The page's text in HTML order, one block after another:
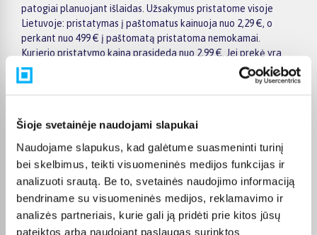
Šioje svetainėje naudojami slapukai
Naudojame slapukus, kad galėtume suasmeninti turinį
bei skelbimus, teikti visuomeninės medijos funkcijas ir
analizuoti srautą. Be to, svetainės naudojimo informaciją
bendriname su visuomeninės medijos, reklamavimo ir
analizės partneriais, kurie gali ją pridėti prie kitos jūsų
pateiktos arba naudojant paslaugas surinktos
patogiai planuojant išlaidas. Užsakymus pristatome visoje
Lietuvoje: pristatymas į paštomatus kainuoja nuo 2,29 €, o
perkant nuo 499 € į paštomatą pristatoma nemokamai.
Kurjerio pristatymo kaina prasideda nuo 2,99 €. Jei prekė yra
sandėlyje, ją įprastai pristatome per 1–2 darbo dienas, o tikslų
terminą visada rasite konkrečios prekės puslapyje.
pasiūlymai kategorijos, galite rinktis jums patogiausią gavimo
BIGBOX.LT biure Kaune.